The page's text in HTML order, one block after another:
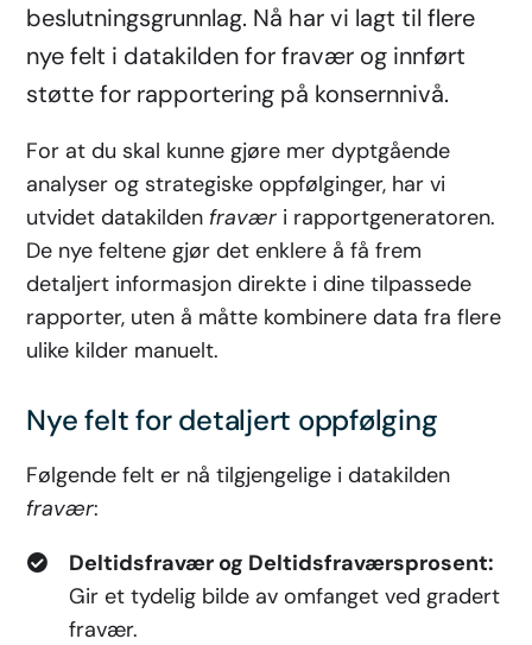
beslutningsgrunnlag. Nå har vi lagt til flere
nye felt i datakilden for fravær og innført
støtte for rapportering på konsernnivå.
For at du skal kunne gjøre mer dyptgående
analyser og strategiske oppfølginger, har vi
utvidet datakilden fravær i rapportgeneratoren.
De nye feltene gjør det enklere å få frem
detaljert informasjon direkte i dine tilpassede
rapporter, uten å måtte kombinere data fra flere
ulike kilder manuelt.
Nye felt for detaljert oppfølging
Følgende felt er nå tilgjengelige i datakilden
fravær:
Deltidsfravær og Deltidsfraværsprosent:
Gir et tydelig bilde av omfanget ved gradert
fravær.